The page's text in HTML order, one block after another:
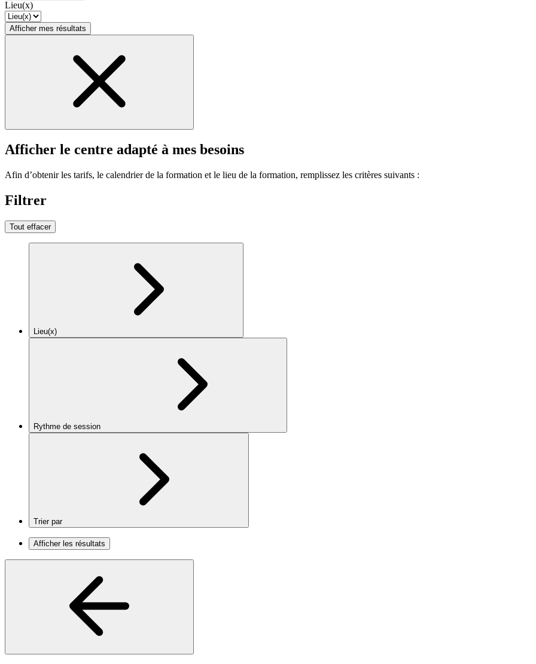
Lieu(x)
Afficher mes résultats
Afficher le centre adapté à mes besoins
Afin d’obtenir les tarifs, le calendrier de la formation et le lieu de la formation, remplissez les critères suivants :
Filtrer
Tout effacer
Lieu(x)
Rythme de session
Trier par
Afficher les résultats